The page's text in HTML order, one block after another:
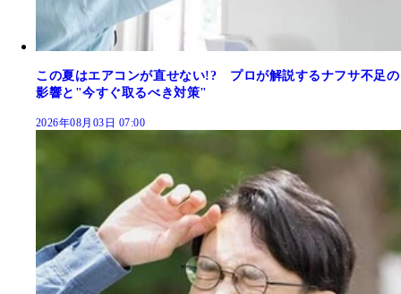
この夏はエアコンが直せない!? プロが解説するナフサ不足の
影響と"今すぐ取るべき対策"
2026年08月03日 07:00